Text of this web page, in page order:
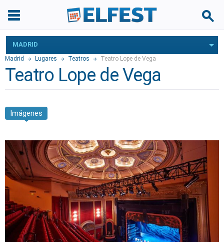
MADRID
Madrid Lugares Teatros Teatro Lope de Vega
Teatro Lope de Vega
Imágenes